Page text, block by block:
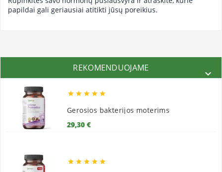
papildai gali geriausiai atitikti jūsų poreikius.
REKOMENDUOJAME

    
Gerosios bakterijos moterims
29,30 €Kaina
    